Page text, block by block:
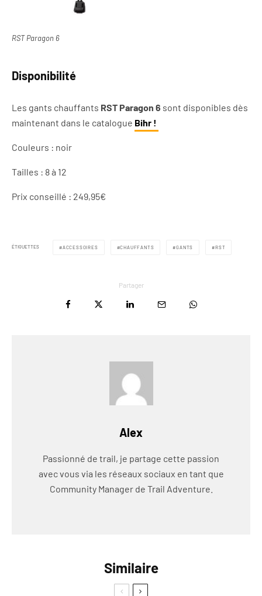
RST Paragon 6
Disponibilité
Les gants chauffants RST Paragon 6 sont disponibles dès
maintenant dans le catalogue Bihr !
Couleurs : noir
Tailles : 8 à 12
Prix conseillé : 249,95€
ÉTIQUETTES ACCESSOIRES CHAUFFANTS GANTS RST
Partager
Alex
Passionné de trail, je partage cette passion
avec vous via les réseaux sociaux en tant que
Community Manager de Trail Adventure.
Similaire